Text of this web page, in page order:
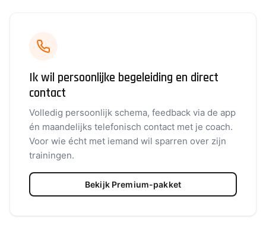
Ik wil persoonlijke begeleiding en direct
contact
Volledig persoonlijk schema, feedback via de app
én maandelijks telefonisch contact met je coach.
Voor wie écht met iemand wil sparren over zijn
trainingen.
Bekijk Premium-pakket